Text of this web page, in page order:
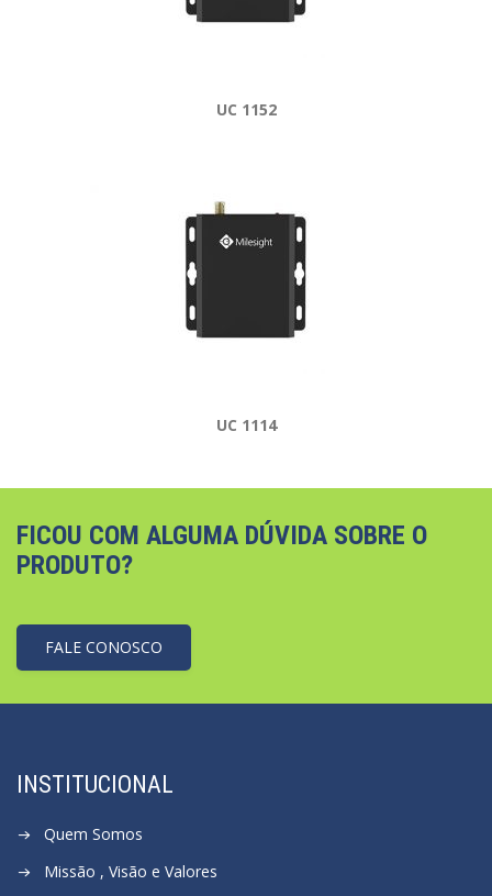
UC 1152
UC 1114
FICOU COM ALGUMA DÚVIDA SOBRE O
PRODUTO?
FALE CONOSCO
INSTITUCIONAL
Quem Somos
Missão , Visão e Valores